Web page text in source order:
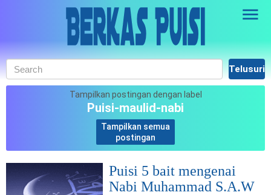
Skip to main content
Tampilkan postingan dengan label
Puisi-maulid-nabi
Tampilkan semua
postingan
Puisi 5 bait mengenai
Nabi Muhammad S.A.W